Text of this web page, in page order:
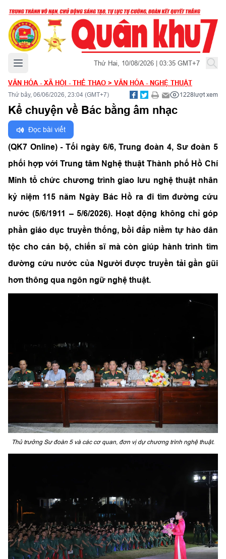
Mở menu chính Thứ Hai, 10/08/2026 | 03:35 GMT+7
VĂN HÓA - XÃ HỘI - THỂ THAO > VĂN HÓA - NGHỆ THUẬT
Thứ bảy, 06/06/2026, 23:04 (GMT+7) 1228lượt xem
Kể chuyện về Bác bằng âm nhạc
Đọc bài viết
(QK7 Online) - Tối ngày 6/6, Trung đoàn 4, Sư đoàn 5
phối hợp với Trung tâm Nghệ thuật Thành phố Hồ Chí
Minh tổ chức chương trình giao lưu nghệ thuật nhân
kỷ niệm 115 năm Ngày Bác Hồ ra đi tìm đường cứu
nước (5/6/1911 – 5/6/2026). Hoạt động không chỉ góp
phần giáo dục truyền thống, bồi đắp niềm tự hào dân
tộc cho cán bộ, chiến sĩ mà còn giúp hành trình tìm
đường cứu nước của Người được truyền tải gần gũi
hơn thông qua ngôn ngữ nghệ thuật.
Thủ trưởng Sư đoàn 5 và các cơ quan, đơn vị dự chương trình nghệ thuật.